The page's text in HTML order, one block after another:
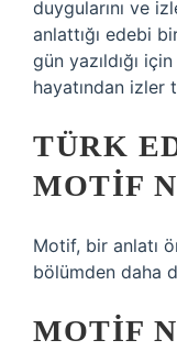
duygularını ve
anlattığı edebi
gün yazıldığı
hayatından izler
TÜRK
MOTIF
Motif, bir anlatı
bölümden daha
MOTIF